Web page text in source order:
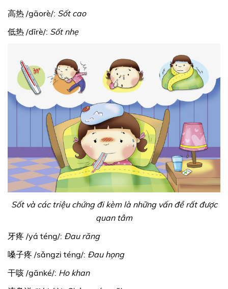
高热 /gāorè/: Sốt cao
低热 /dīrè/: Sốt nhẹ
Sốt và các triệu chứng đi kèm là những vấn đề rất được
quan tâm
牙疼 /yá téng/: Đau răng
嗓子疼 /sǎngzi téng/: Đau họng
干咳 /gānké/: Ho khan